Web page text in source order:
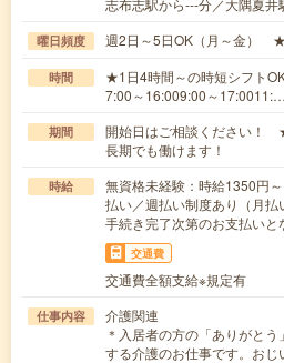
志布志駅から---分／大隅夏井
曜日頻度 週2日～5日OK（月～金）
時間
★1日4時間～の時短シフト
7:00～16:009:00～17:0011:…
期間
開始日はご相談ください！
長期でも働けます！
時給
無資格未経験：時給1350円
払い／週払い制度あり（月
手続き完了次第のお支払いと
交通費
交通費全額支給※規定有
仕事内容
介護関連
＊入居者の方の「ありがと
する介護のお仕事です。お